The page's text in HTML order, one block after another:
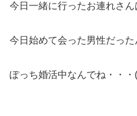
今日一緒に行ったお連れさん
今日始めて会った男性だっ
ぽっち婚活中なんでね・・・